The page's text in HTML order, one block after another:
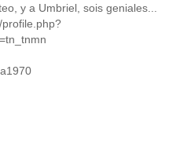
y a Umbriel, sois geniales...
profile.php?